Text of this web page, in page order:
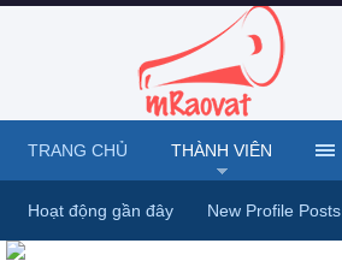
TRANG CHỦ THÀNH VIÊN
Hoạt động gần đây New Profile Posts